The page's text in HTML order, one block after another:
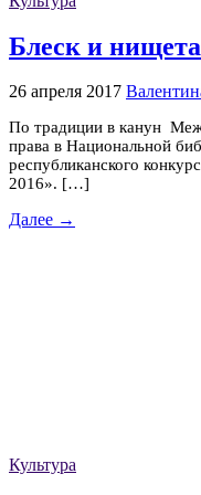
Блеск и
26 апреля 2017
По традиции в канун
права в Национальной
республиканского
2016». […]
Далее →
Культура